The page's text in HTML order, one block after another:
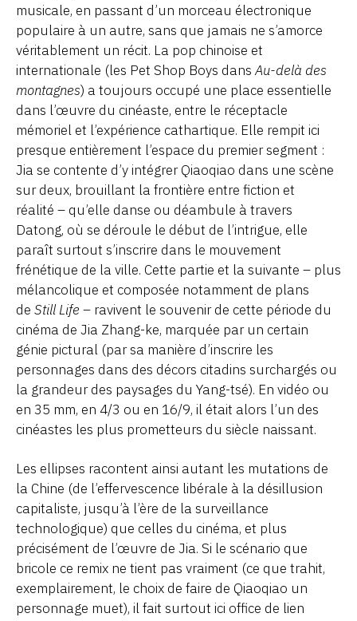
musicale, en passant d’un morceau électronique
populaire à un autre, sans que jamais ne s’amorce
véritablement un récit. La pop chinoise et
internationale (les Pet Shop Boys dansAu-delà des
montagnes) a toujours occupé une place essentielle
dans l’œuvre du cinéaste, entre le réceptacle
mémoriel et l’expérience cathartique. Elle rempit ici
presque entièrement l’espace du premier segment :
Jia se contente d’y intégrer Qiaoqiao dans une scène
sur deux, brouillant la frontière entre fiction et
réalité – qu’elle danse ou déambule à travers
Datong, où se déroule le début de l’intrigue, elle
paraît surtout s’inscrire dans le mouvement
frénétique de la ville. Cette partie et la suivante – plus
mélancolique et composée notamment de plans
de Still Life – ravivent le souvenir de cette période du
cinéma de Jia Zhang-ke, marquée par un certain
génie pictural (par sa manière d’inscrire les
personnages dans des décors citadins surchargés ou
la grandeur des paysages du Yang-tsé). En vidéo ou
en 35 mm, en 4/3 ou en 16/9, il était alors l’un des
cinéastes les plus prometteurs du siècle naissant.
Les ellipses racontent ainsi autant les mutations de
la Chine (de l’effervescence libérale à la désillusion
capitaliste, jusqu’à l’ère de la surveillance
technologique) que celles du cinéma, et plus
précisément de l’œuvre de Jia. Si le scénario que
bricole ce remix ne tient pas vraiment (ce que trahit,
exemplairement, le choix de faire de Qiaoqiao un
personnage muet), il fait surtout ici office de lien